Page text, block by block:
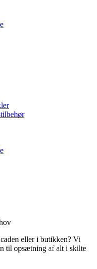
eller i butikken? Vi
til opsætning af alt i skilte